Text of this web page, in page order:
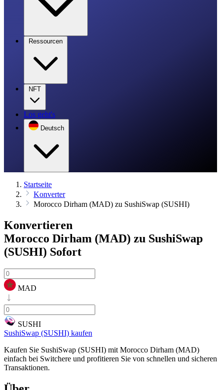
Ressourcen
NFT
Los geht's
Deutsch
Startseite
Konverter
Morocco Dirham (MAD) zu SushiSwap (SUSHI)
Konvertieren
Morocco Dirham (MAD) zu SushiSwap
(SUSHI) Sofort
MAD
SUSHI
SushiSwap (SUSHI) kaufen
Kaufen Sie SushiSwap (SUSHI) mit Morocco Dirham (MAD)
einfach bei Switchere und profitieren Sie von schnellen und sicheren
Transaktionen.